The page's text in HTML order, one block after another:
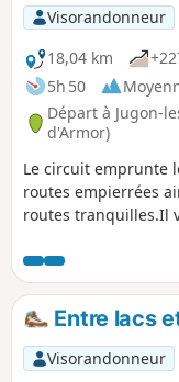
Visorandonneur
18,04 km
5h 50
Départ à Jugon-
d'Armor)
Le circuit emprunte
routes empierrées
routes tranquilles.Il
terminer votre
et ruelles du bourg
duquel des lavoirs
Entre lacs
Visorandonneur